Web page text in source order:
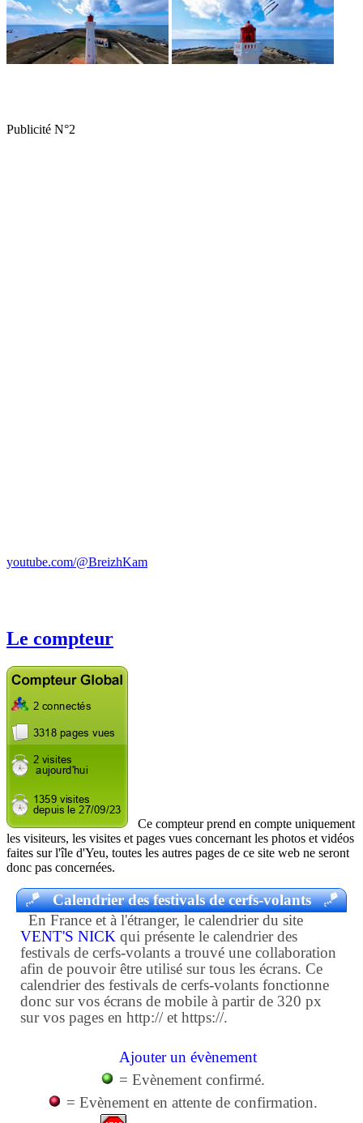
Publicité N°2
youtube.com/@BreizhKam
Le compteur
Ce compteur prend en compte uniquement
les visiteurs, les visites et pages vues concernant les photos et vidéos
faites sur l'île d'Yeu, toutes les autres pages de ce site web ne seront
donc pas concernées.